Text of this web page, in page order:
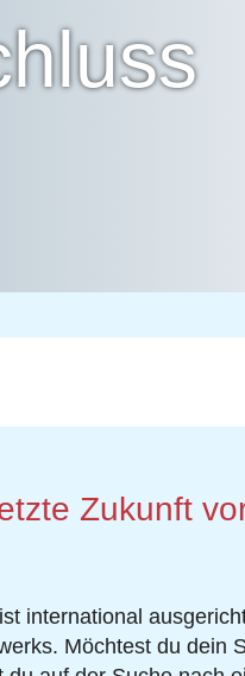
Zukunft
international
Möchtest du